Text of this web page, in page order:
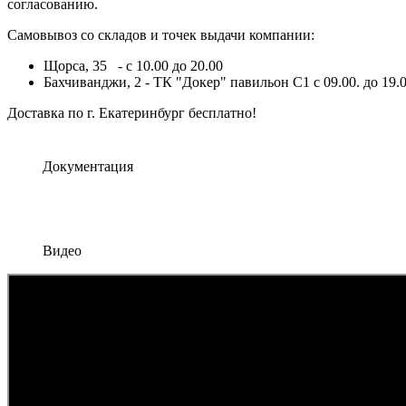
согласованию.
Самовывоз со складов и точек выдачи компании:
Щорса, 35 - с 10.00 до 20.00
Бахчиванджи, 2 - ТК "Докер" павильон С1 с 09.00. до
Доставка по г. Екатеринбург бесплатно!
Документация
Видео